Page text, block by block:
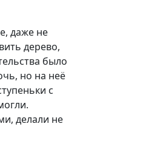
даже не
дерево,
было
но на неё
с
делали не